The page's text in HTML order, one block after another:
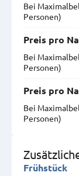
Bei
Personen)
Preis pro
Bei
Personen)
Preis pro
Bei
Personen)
Frühstück